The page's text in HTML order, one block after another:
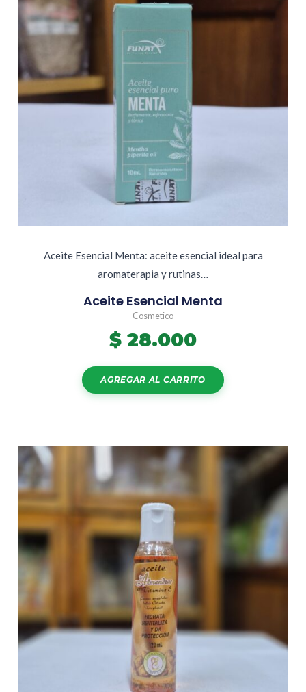
Aceite Esencial Menta: aceite esencial ideal para
aromaterapia y rutinas…
Aceite Esencial Menta
Cosmetico
$ 28.000
AGREGAR AL CARRITO